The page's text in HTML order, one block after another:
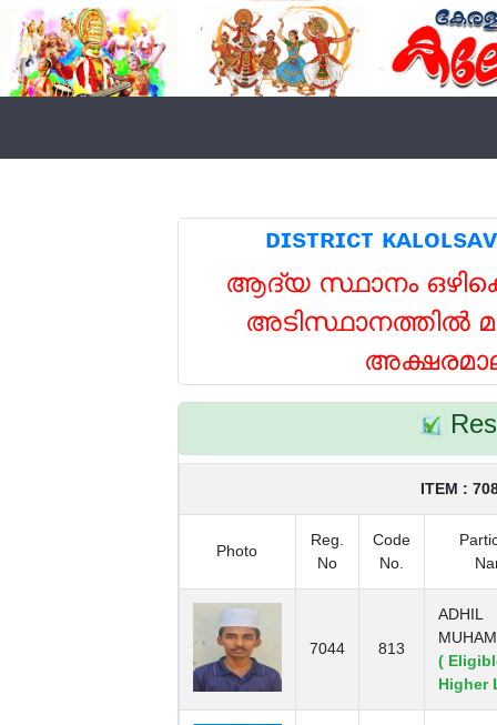
ആദ്യ സ്ഥാനം
അടിസ്ഥാനത്തിൽ
ITEM :
Photo
Reg.
No
Code
No.
7044 813
ADHIL
(
Higher